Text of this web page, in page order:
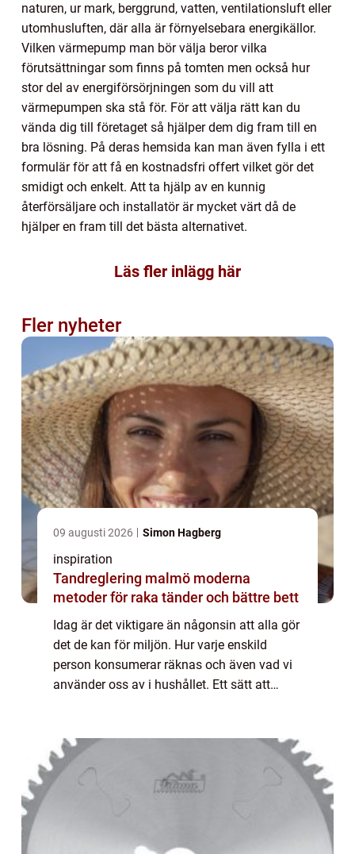
naturen, ur mark, berggrund, vatten, ventilationsluft eller
utomhusluften, där alla är förnyelsebara energikällor.
Vilken värmepump man bör välja beror vilka
förutsättningar som finns på tomten men också hur
stor del av energiförsörjningen som du vill att
värmepumpen ska stå för. För att välja rätt kan du
vända dig till företaget så hjälper dem dig fram till en
bra lösning. På deras hemsida kan man även fylla i ett
formulär för att få en kostnadsfri offert vilket gör det
smidigt och enkelt. Att ta hjälp av en kunnig
återförsäljare och installatör är mycket värt då de
hjälper en fram till det bästa alternativet.
Läs fler inlägg här
Fler nyheter
09 augusti 2026 Simon Hagberg
inspiration
Tandreglering malmö moderna
metoder för raka tänder och bättre bett
Idag är det viktigare än någonsin att alla gör
det de kan för miljön. Hur varje enskild
person konsumerar räknas och även vad vi
använder oss av i hushållet. Ett sätt att